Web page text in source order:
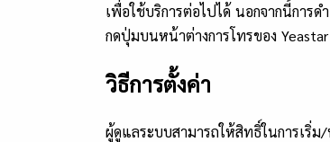
เพื่อใช้บริการต่อไปได้ นอกจากนี้การด
กดปุ่มบนหน้าต่างการโทรของ
วิธีการตั้งค่า
ผู้ดูแลระบบสามารถให้สิทธิ์ในการเริ่